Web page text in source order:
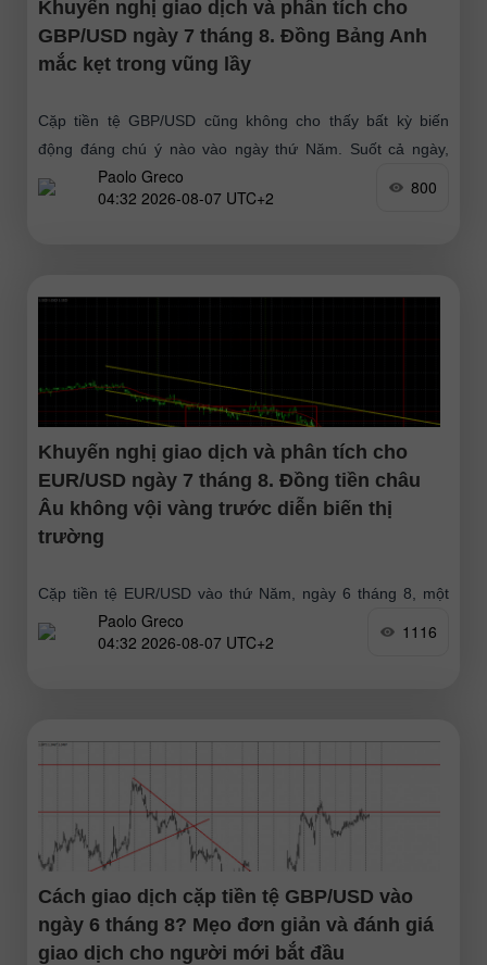
Khuyến nghị giao dịch và phân tích cho
GBP/USD ngày 7 tháng 8. Đồng Bảng Anh
mắc kẹt trong vũng lầy
Cặp tiền tệ GBP/USD cũng không cho thấy bất kỳ biến
động đáng chú ý nào vào ngày thứ Năm. Suốt cả ngày,
không có sự kiện hay số liệu
Paolo Greco
04:32 2026-08-07 UTC+2
800
Khuyến nghị giao dịch và phân tích cho
EUR/USD ngày 7 tháng 8. Đồng tiền châu
Âu không vội vàng trước diễn biến thị
trường
Cặp tiền tệ EUR/USD vào thứ Năm, ngày 6 tháng 8, một
lần nữa không thể tiếp tục đà tăng và đã quay đầu giảm.
Đã có sự củng
Paolo Greco
04:32 2026-08-07 UTC+2
1116
Cách giao dịch cặp tiền tệ GBP/USD vào
ngày 6 tháng 8? Mẹo đơn giản và đánh giá
giao dịch cho người mới bắt đầu